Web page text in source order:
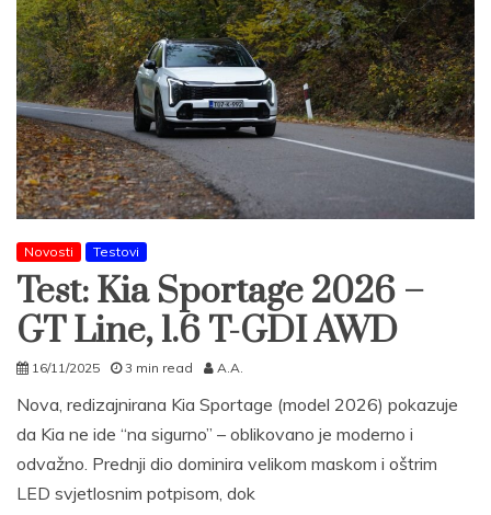
Novosti Testovi
Test: Kia Sportage 2026 –
GT Line, 1.6 T-GDI AWD
16/11/2025 3 min read A.A.
Nova, redizajnirana Kia Sportage (model 2026) pokazuje
da Kia ne ide “na sigurno” – oblikovano je moderno i
odvažno. Prednji dio dominira velikom maskom i oštrim
LED svjetlosnim potpisom, dok